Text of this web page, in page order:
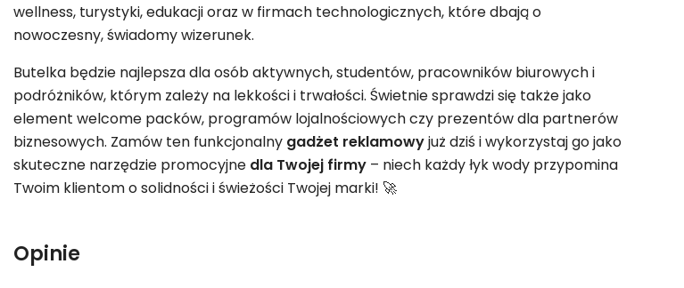
wellness, turystyki, edukacji oraz w firmach technologicznych, które dbają o
nowoczesny, świadomy wizerunek.
Butelka będzie najlepsza dla osób aktywnych, studentów, pracowników biurowych i
podróżników, którym zależy na lekkości i trwałości. Świetnie sprawdzi się także jako
element welcome packów, programów lojalnościowych czy prezentów dla partnerów
biznesowych. Zamów ten funkcjonalny gadżet reklamowyjuż dziś i wykorzystaj go jako
skuteczne narzędzie promocyjne dla Twojej firmy – niech każdy łyk wody przypomina
Twoim klientom o solidności i świeżości Twojej marki! 🚀
Opinie